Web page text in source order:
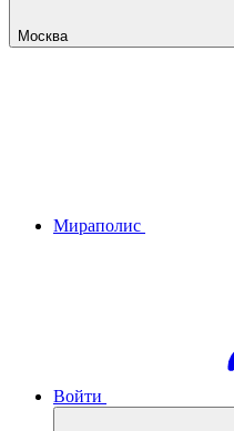
Москва
Мираполис
Войти